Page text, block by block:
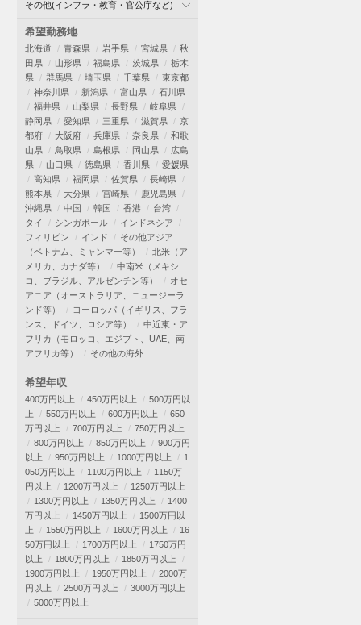
その他(インフラ・教育・官公庁など)
希望勤務地
北海道 青森県 岩手県 宮城県
秋
田県
山形県 福島県 茨城県
栃木
県
群馬県 埼玉県 千葉県
東京都
神奈川県
新潟県 富山県
石川県
福井県
山梨県 長野県
岐阜県
静岡県
愛知県 三重県 滋賀県
京
都府
大阪府 兵庫県 奈良県
和歌
山県
鳥取県 島根県 岡山県
広島
県
山口県 徳島県 香川県
愛媛県
高知県
福岡県 佐賀県
長崎県
熊本県
大分県 宮崎県
鹿児島県
沖縄県
中国 韓国 香港
台湾
タイ
シンガポール
インドネシア
フィリピン
インド
その他アジア
（ベトナム、ミャンマー等）
北米（ア
メリカ、カナダ等）
中南米（メキシ
コ、ブラジル、アルゼンチン等）
オセ
アニア（オーストラリア、ニュージーラ
ンド等）
ヨーロッパ（イギリス、フラ
ンス、ドイツ、ロシア等）
中近東・ア
フリカ（モロッコ、エジプト、UAE、南
アフリカ等）
その他の海外
希望年収
400万円以上 450万円以上
500万円以
上
550万円以上 600万円以上
650
万円以上
700万円以上
750万円以上
800万円以上
850万円以上
900万円
以上
950万円以上 1000万円以上
1
050万円以上
1100万円以上
1150万
円以上
1200万円以上
1250万円以上
1300万円以上
1350万円以上
1400
万円以上
1450万円以上
1500万円以
上
1550万円以上 1600万円以上
16
50万円以上
1700万円以上
1750万円
以上
1800万円以上
1850万円以上
1900万円以上
1950万円以上
2000万
円以上
2500万円以上
3000万円以上
5000万円以上